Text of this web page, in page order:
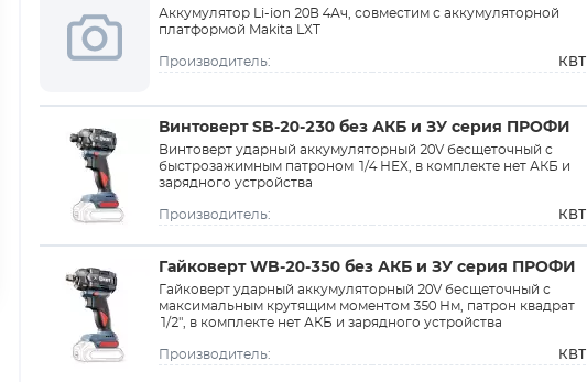
Аккумулятор Li-ion 20В 4Ач, совместим с аккумуляторной
платформой Makita LXT
Производитель: КВТ
Винтоверт SB-20-230 без АКБ и ЗУ серия ПРОФИ
Винтоверт ударный аккумуляторный 20V бесщеточный с
быстрозажимным патроном 1/4 НЕХ, в комплекте нет АКБ и
зарядного устройства
Производитель: КВТ
Гайковерт WB-20-350 без АКБ и ЗУ серия ПРОФИ
Гайковерт ударный аккумуляторный 20V бесщеточный с
максимальным крутящим моментом 350 Нм, патрон квадрат
1/2", в комплекте нет АКБ и зарядного устройства
Производитель: КВТ